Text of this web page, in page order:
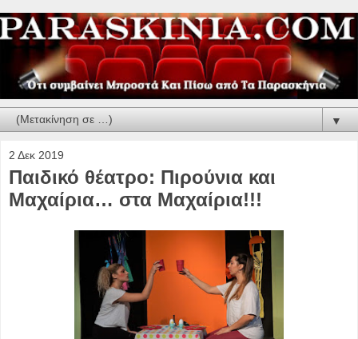
▼
2 Δεκ 2019
Παιδικό θέατρο: Πιρούνια και
Μαχαίρια… στα Μαχαίρια!!!